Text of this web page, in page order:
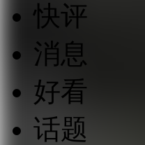
快评
消息
好看
话题